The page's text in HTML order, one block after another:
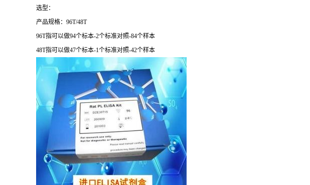
选型：
产品规格： 96T/48T
96T指可以做94个标本-2个标准对照-84个样本
48T指可以做47个标本-1个标准对照-42个样本